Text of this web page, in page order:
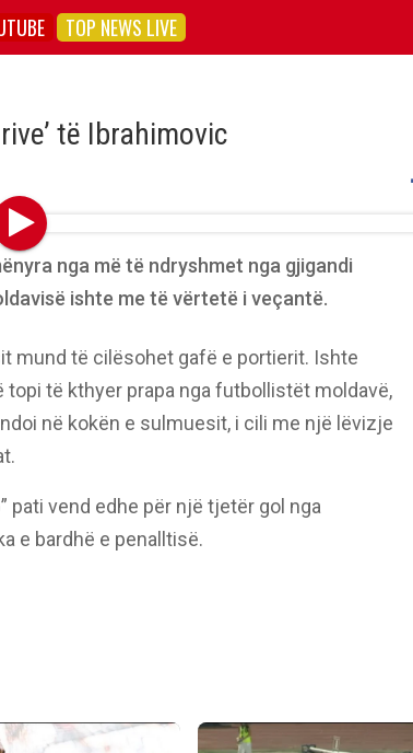
TOP NEWS LIVE
të Ibrahimovic
nga më të ndryshmet nga gjigandi
ishte me të vërtetë i veçantë.
mund të cilësohet gafë e portierit. Ishte
të kthyer prapa nga futbollistët moldavë,
në kokën e sulmuesit, i cili me një lëvizje
pati vend edhe për një tjetër gol nga
e bardhë e penalltisë.